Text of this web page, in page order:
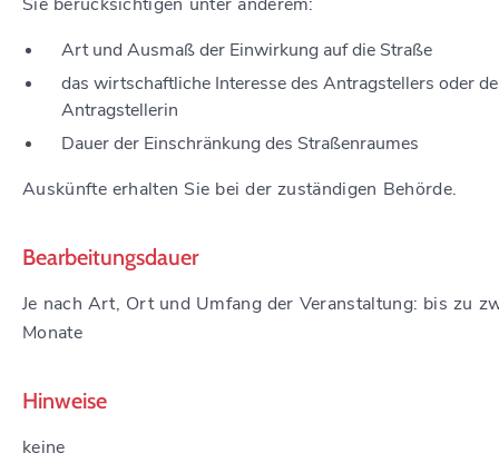
Art und Ausmaß der Einwirkung auf die Straße
das wirtschaftliche Interesse des Antragstellers oder
Antragstellerin
Dauer der Einschränkung des Straßenraumes
Auskünfte erhalten Sie bei der zuständigen Behörde.
Bearbeitungsdauer
Je nach Art, Ort und Umfang der Veranstaltung: bis zu
Monate
Hinweise
keine